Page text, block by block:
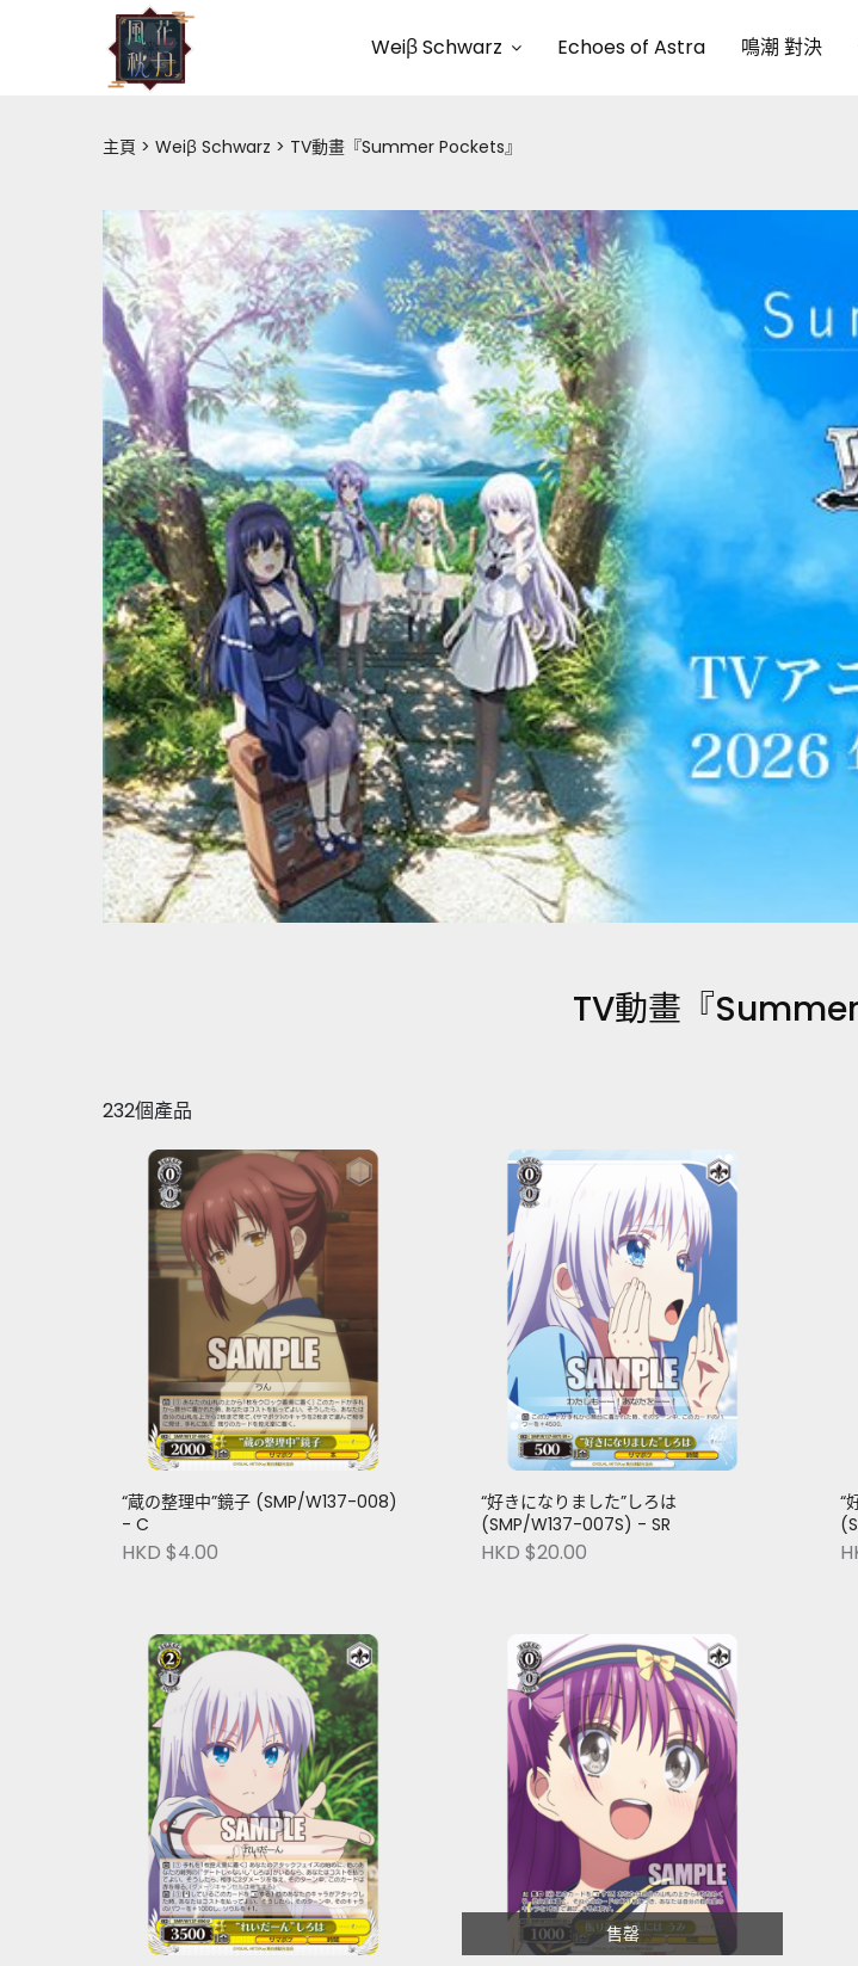
Weiβ Schwarz Echoes of Astra 鳴潮 對決
主頁 Weiβ Schwarz TV動畫『Summer Pockets』
TV動畫『
232個產品
“蔵の整理中”鏡子 (SMP/W137-008)
- C
HKD $4.00
“好きになりました”しろは
(SMP/W137-007S) - SR
HKD $20.00
“
售罄